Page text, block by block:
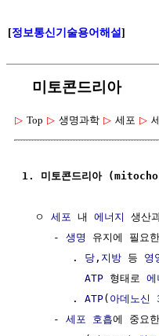
[정보통신기술용어해설]
미토콘드리아
▷ Top ▷ 생명과학 ▷ 세포 ▷
1. 미토콘드리아
  ㅇ
세포 내 에너지 생산
     -
생명 유지에 필요
        .
당 , 지방 등 영
ATP 형태로 에
        .
ATP( 아데노신
     -
세포 호흡에 중요